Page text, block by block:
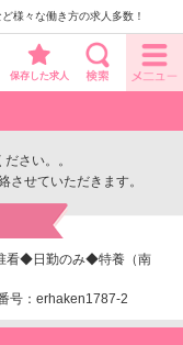
様々な働き方の求人多数！
保存した求人
さい。。
させていただきます。
看◆日勤のみ◆特養（南
号：erhaken1787-2